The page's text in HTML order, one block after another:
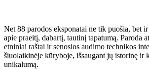
Net 88 parodos eksponatai ne tik puošia, bet
apie praeitį, dabartį, tautinį tapatumą. Paroda
etniniai raštai ir senosios audimo technikos
šiuolaikinėje kūryboje, išsaugant jų istorinę ir
unikalumą.